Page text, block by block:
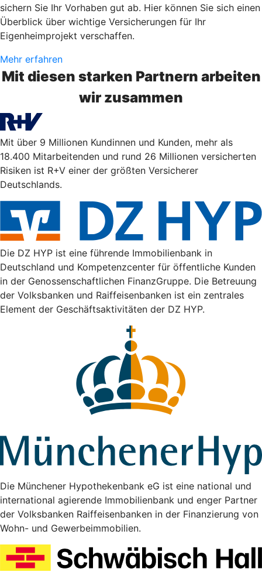
sichern Sie Ihr Vorhaben gut ab. Hier können Sie sich einen
Überblick über wichtige Versicherungen für Ihr
Eigenheimprojekt verschaffen.
Mehr erfahren
Mit diesen starken Partnern arbeiten
wir zusammen
Mit über 9 Millionen Kundinnen und Kunden, mehr als
18.400 Mitarbeitenden und rund 26 Millionen versicherten
Risiken ist R+V einer der größten Versicherer
Deutschlands.
Die DZ HYP ist eine führende Immobilienbank in
Deutschland und Kompetenzcenter für öffentliche Kunden
in der Genossenschaftlichen FinanzGruppe. Die Betreuung
der Volksbanken und Raiffeisenbanken ist ein zentrales
Element der Geschäftsaktivitäten der DZ HYP.
Die Münchener Hypothekenbank eG ist eine national und
international agierende Immobilienbank und enger Partner
der Volksbanken Raiffeisenbanken in der Finanzierung von
Wohn- und Gewerbeimmobilien.